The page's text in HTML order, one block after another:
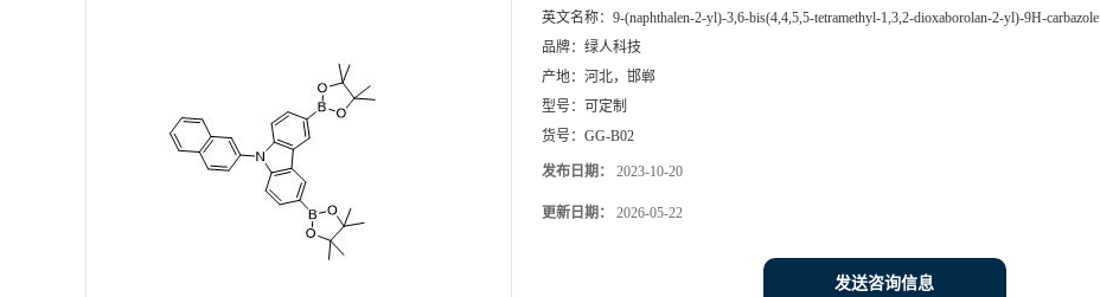
英文名称： 9-(naphthalen-2-yl)-3,6-bis(4,4,5,5-tetramethyl-1,3,2-dioxaborolan-2-yl)-9H-carbazole
品牌： 绿人科技
产地： 河北，邯郸
型号：
可定制
货号： GG-B02
发布日期： 2023-10-20
更新日期： 2026-05-22
发送咨询信息